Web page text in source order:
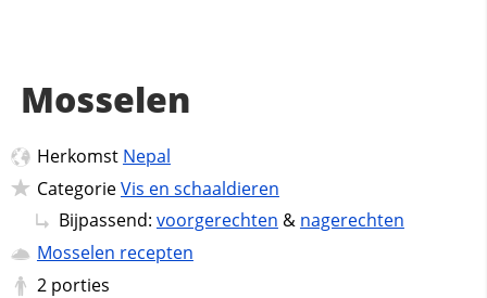
Mosselen
Herkomst Nepal
CategorieVis en schaaldieren
Bijpassend: voorgerechten & nagerechten
Mosselen recepten
2 porties